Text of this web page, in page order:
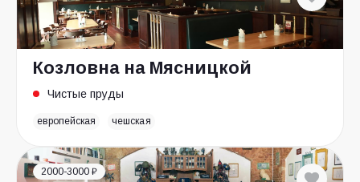
Козловна на Мясницкой
Чистые пруды
европейская чешская
2000-3000 ₽